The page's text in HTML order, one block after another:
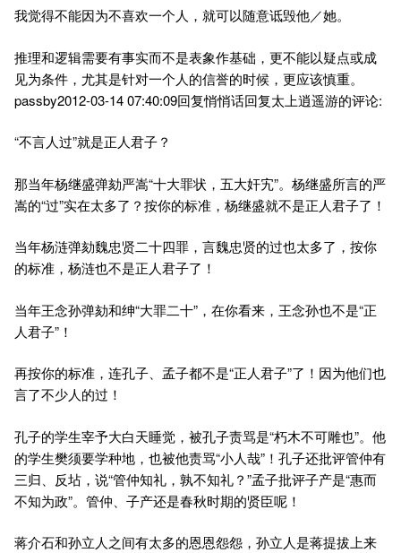
我觉得不能因为不喜欢一个人，就可以随意诋毁他／她。
推理和逻辑需要有事实而不是表象作基础，更不能以疑点或成
见为条件，尤其是针对一个人的信誉的时候，更应该慎重。
passby2012-03-14 07:40:09回复悄悄话回复太上逍遥游的评论:
“不言人过”就是正人君子？
那当年杨继盛弹劾严嵩“十大罪状，五大奸宄”。杨继盛所言的严
嵩的“过”实在太多了？按你的标准，杨继盛就不是正人君子了！
当年杨涟弹劾魏忠贤二十四罪，言魏忠贤的过也太多了，按你
的标准，杨涟也不是正人君子了！
当年王念孙弹劾和绅“大罪二十”，在你看来，王念孙也不是“正
人君子”！
再按你的标准，连孔子、孟子都不是“正人君子”了！因为他们也
言了不少人的过！
孔子的学生宰予大白天睡觉，被孔子责骂是“朽木不可雕也”。他
的学生樊须要学种地，也被他责骂“小人哉”！孔子还批评管仲有
三归、反坫，说“管仲知礼，孰不知礼？”孟子批评子产是“惠而
不知为政”。管仲、子产还是春秋时期的贤臣呢！
蒋介石和孙立人之间有太多的恩恩怨怨，孙立人是蒋提拔上来